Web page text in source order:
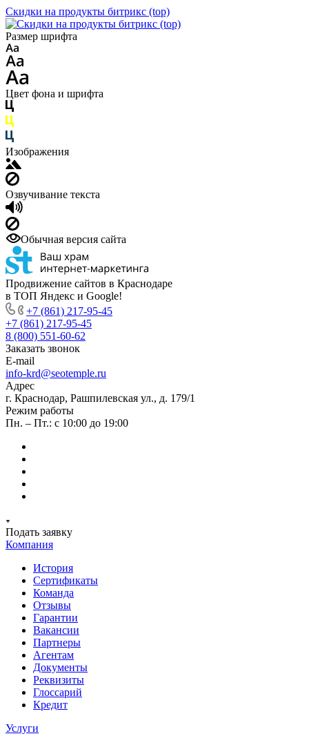
Скидки на продукты битрикс (top)
Размер шрифта
Цвет фона и шрифта
Изображения
Озвучивание текста
Обычная версия сайта
Продвижение сайтов в Краснодаре
в ТОП Яндекс и Google!
+7 (861) 217-95-45
+7 (861) 217-95-45
8 (800) 551-60-62
Заказать звонок
E-mail
info-krd@seotemple.ru
Адрес
г. Краснодар, Рашпилевская ул., д. 179/1
Режим работы
Пн. – Пт.: с 10:00 до 19:00
Подать заявку
Компания
История
Сертификаты
Команда
Отзывы
Гарантии
Вакансии
Партнеры
Агентам
Документы
Реквизиты
Глоссарий
Кредит
Услуги